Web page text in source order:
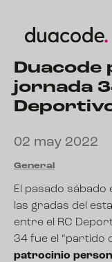
Duacode
jornada
02 may 2022
General
El pasado sábado
las gradas del
entre el RC
34 fue el “partido
patrocinio